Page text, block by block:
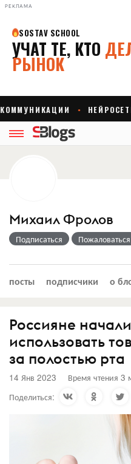
РЕКЛАМА
Михаил Фролов
Подписаться Пожаловаться
посты подписчики о
Россияне
использовать
за полостью рта
14 Янв 2023 Время чтения 3
Поделиться: